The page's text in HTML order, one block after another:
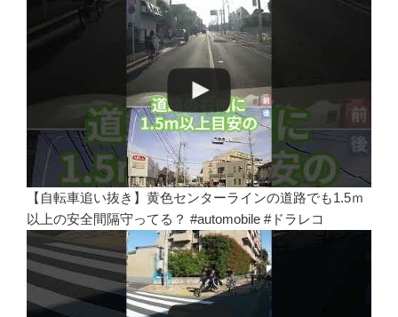
【自転車追い抜き】黄色センターラインの道路でも1.5ｍ
以上の安全間隔守ってる？ #automobile #ドラレコ